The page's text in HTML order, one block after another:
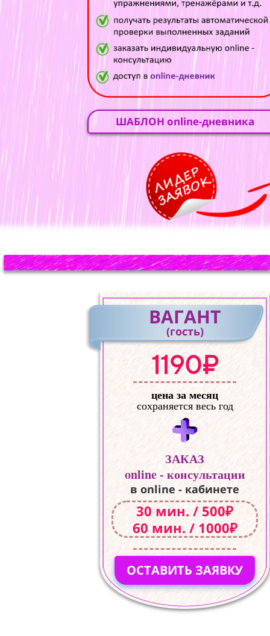
ШАБЛОН online-дневника
ВАГАНТ
(гость)
1190₽
цена за месяц
сохраняется весь год
ЗАКАЗ
online - консультации
в online - кабинете
30 мин. / 500₽
60 мин. / 1000₽
ОСТАВИТЬ ЗАЯВКУ